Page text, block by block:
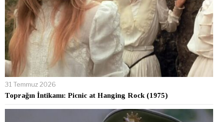
31 Temmuz 2026
Toprağın İntikamı: Picnic at Hanging Rock (1975)